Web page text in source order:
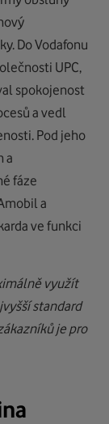
Do Vodafonu
UPC,
spokojenost
a vedl
Pod jeho
a
fáze
a
ve funkci
využít
standard
je pro